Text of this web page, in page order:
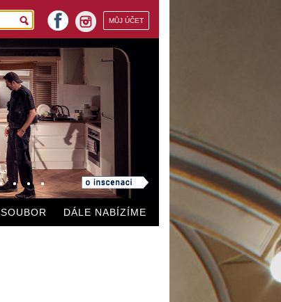
MŮJ ÚČET
instagram
facebook
SOUBOR DÁLE NABÍZÍME